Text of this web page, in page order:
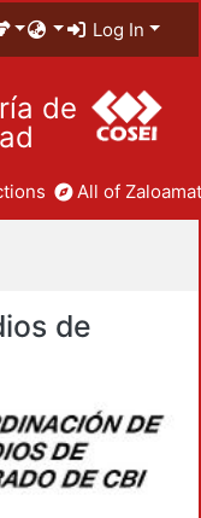
Log In
de
All of
de